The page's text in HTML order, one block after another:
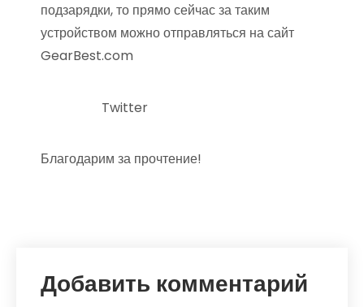
подзарядки, то прямо сейчас за таким
устройством можно отправляться на сайт
GearBest.com
Twitter
Благодарим за прочтение!
Добавить комментарий